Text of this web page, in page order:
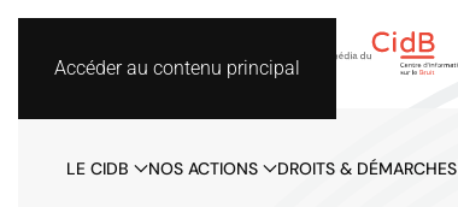
Accéder au contenu principal
LE CIDB NOS ACTIONS DROITS & DÉMARCHES